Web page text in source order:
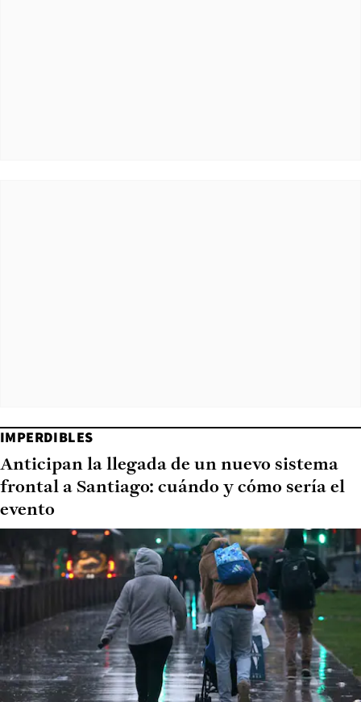
IMPERDIBLES
Anticipan la llegada de un nuevo sistema
frontal a Santiago: cuándo y cómo sería el
evento